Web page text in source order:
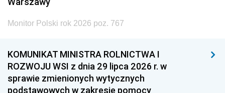
Monitor Polski rok 2026 poz. 767
KOMUNIKAT MINISTRA ROLNICTWA I
ROZWOJU WSI z dnia 29 lipca 2026 r. w
sprawie zmienionych wytycznych
podstawowych w zakresie pomocy